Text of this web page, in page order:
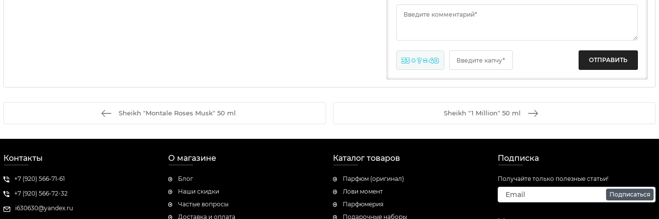
Введите комментарий*
33 + ? = 40 Введите капчу*
Sheikh "Montale Roses Musk" 50 ml Sheikh "1 Million" 50 ml
Контакты
+7 (920) 566-71-61
+7 (920) 566-72-32
i630630@yandex.ru
О магазине
Блог
Наши скидки
Частые вопросы
Доставка и оплата
Каталог товаров
Парфюм (оригинал)
Лови момент
Парфюмерия
Подарочные наборы
Подписка
Получайте только полезные статьи!
Подписаться